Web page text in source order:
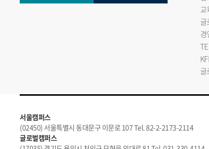
교
경
서울캠퍼스
(02450) 서울특별시 동대문구 이문로 107 Tel. 82-2-2173-2114
글로벌캠퍼스